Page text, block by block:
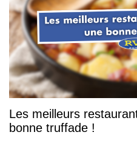
Les meilleurs
bonne truffade !